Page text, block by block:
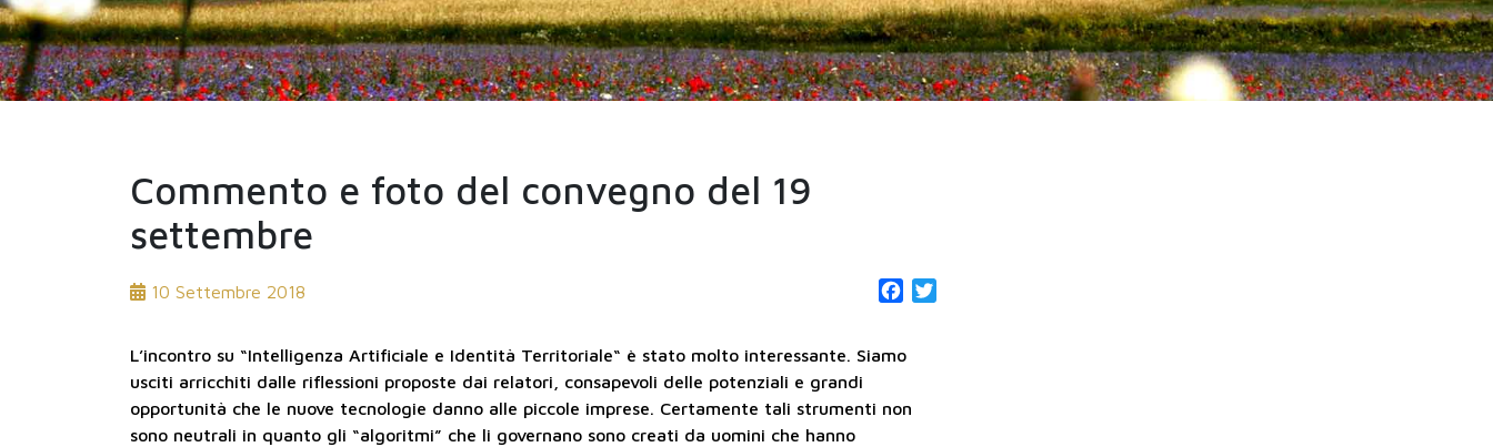
Commento e foto del convegno del 19
settembre
10 Settembre 2018 Facebook
L’incontro su “Intelligenza Artificiale e Identità Territoriale“ è stato molto interessante. Siamo
usciti arricchiti dalle riflessioni proposte dai relatori, consapevoli delle potenziali e grandi
opportunità che le nuove tecnologie danno alle piccole imprese. Certamente tali strumenti non
sono neutrali in quanto gli “algoritmi” che li governano sono creati da uomini che hanno